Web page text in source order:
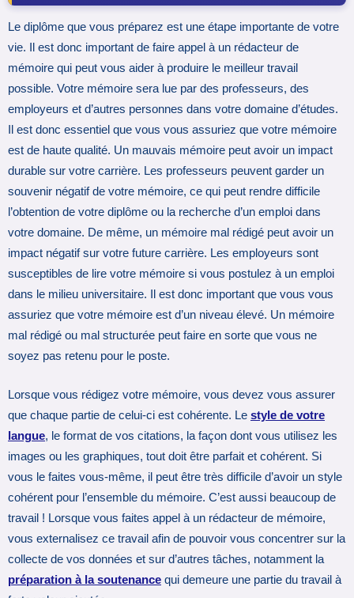
Le diplôme que vous préparez est une étape importante de votre
vie. Il est donc important de faire appel à un rédacteur de
mémoire qui peut vous aider à produire le meilleur travail
possible. Votre mémoire sera lue par des professeurs, des
employeurs et d’autres personnes dans votre domaine d’études.
Il est donc essentiel que vous vous assuriez que votre mémoire
est de haute qualité. Un mauvais mémoire peut avoir un impact
durable sur votre carrière. Les professeurs peuvent garder un
souvenir négatif de votre mémoire, ce qui peut rendre difficile
l’obtention de votre diplôme ou la recherche d’un emploi dans
votre domaine. De même, un mémoire mal rédigé peut avoir un
impact négatif sur votre future carrière. Les employeurs sont
susceptibles de lire votre mémoire si vous postulez à un emploi
dans le milieu universitaire. Il est donc important que vous vous
assuriez que votre mémoire est d’un niveau élevé. Un mémoire
mal rédigé ou mal structurée peut faire en sorte que vous ne
soyez pas retenu pour le poste.
Lorsque vous rédigez votre mémoire, vous devez vous assurer
que chaque partie de celui-ci est cohérente. Le style de votre
langue, le format de vos citations, la façon dont vous utilisez les
images ou les graphiques, tout doit être parfait et cohérent. Si
vous le faites vous-même, il peut être très difficile d’avoir un style
cohérent pour l’ensemble du mémoire. C’est aussi beaucoup de
travail ! Lorsque vous faites appel à un rédacteur de mémoire,
vous externalisez ce travail afin de pouvoir vous concentrer sur la
collecte de vos données et sur d’autres tâches, notamment la
préparation à la soutenance qui demeure une partie du travail à